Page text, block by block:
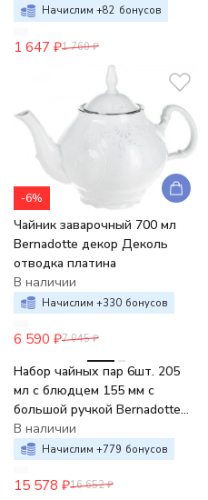
Начислим +82 бонусов
1 647 ₽1 760 ₽
-6%
Чайник заварочный 700 мл
Bernadotte декор Деколь
отводка платина
В наличии
Начислим +330 бонусов
6 590 ₽7 045 ₽
-6%
Набор чайных пар 6шт. 205
мл с блюдцем 155 мм с
большой ручкой Bernadotte
Деколь отводка платина
В наличии
Начислим +779 бонусов
15 578 ₽16 652 ₽
-6%